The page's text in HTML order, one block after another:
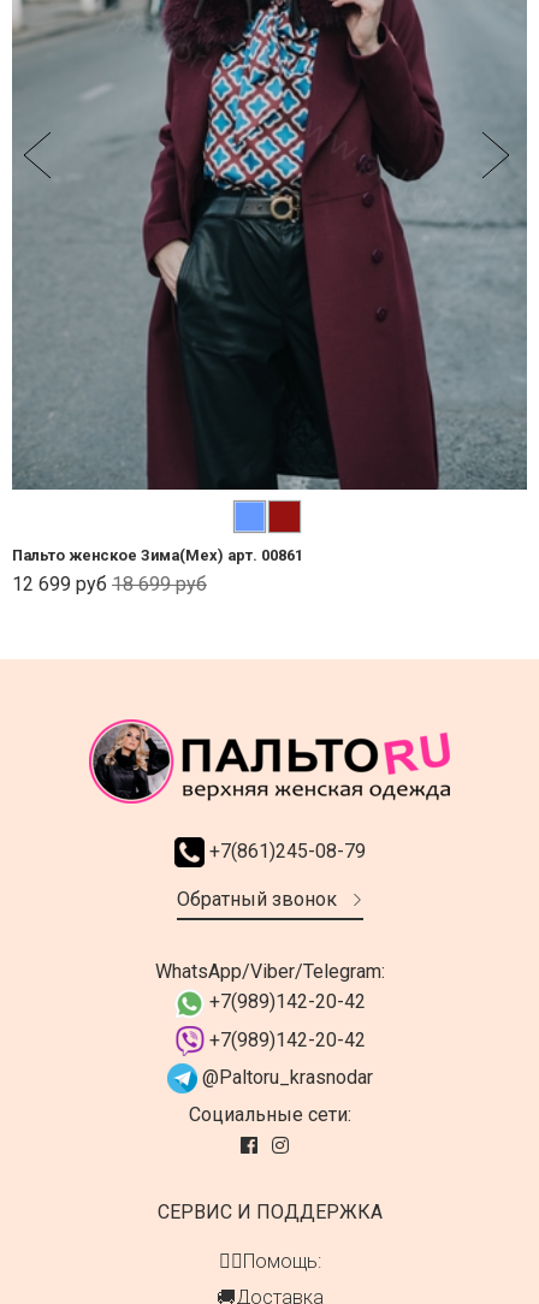
Пальто женское Зима(Мех) арт. 00861
12 699 руб 18 699 руб
+7(861)245-08-79
Обратный звонок
WhatsApp/Viber/Telegram:
+7(989)142-20-42
+7(989)142-20-42
@Paltoru_krasnodar
Социальные сети:
СЕРВИС И ПОДДЕРЖКА
👍🏻Помощь:
🚚Доставка